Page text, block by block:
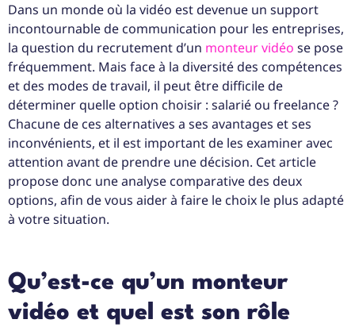
Dans un monde où la vidéo est devenue un support
incontournable de communication pour les entreprises,
la question du recrutement d’un monteur vidéo se pose
fréquemment. Mais face à la diversité des compétences
et des modes de travail, il peut être difficile de
déterminer quelle option choisir : salarié ou freelance ?
Chacune de ces alternatives a ses avantages et ses
inconvénients, et il est important de les examiner avec
attention avant de prendre une décision. Cet article
propose donc une analyse comparative des deux
options, afin de vous aider à faire le choix le plus adapté
à votre situation.
Qu’est-ce qu’un monteur
vidéo et quel est son rôle